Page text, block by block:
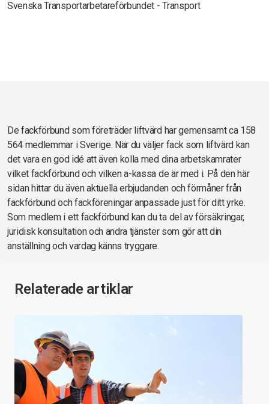
Svenska Transportarbetareförbundet - Transport
De fackförbund som företräder liftvärd har gemensamt ca 158
564 medlemmar i Sverige. När du väljer fack som liftvärd kan
det vara en god idé att även kolla med dina arbetskamrater
vilket fackförbund och vilken a-kassa de är med i. På den här
sidan hittar du även aktuella erbjudanden och förmåner från
fackförbund och fackföreningar anpassade just för ditt yrke.
Som medlem i ett fackförbund kan du ta del av försäkringar,
juridisk konsultation och andra tjänster som gör att din
anställning och vardag känns tryggare.
Relaterade artiklar